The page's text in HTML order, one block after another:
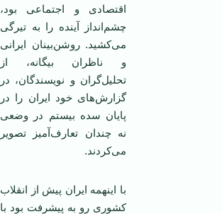
اقتصادی و اجتماعی بود،
چشم‌انداز آینده را به تیرگی
می‌کشید. روشن‌بینان ایرانی
و ناظران بیگانه، از
تحلیل‌گران و نویسندگان، در
گزارش‌های خود ایران را در
پایان سده بیستم در وضعی
نه چندان تعارف‌آمیز تصویر
می‌کردند.
با اینهمه ایران پیش از انقلاب
کشوری رو به پیشرفت بود با